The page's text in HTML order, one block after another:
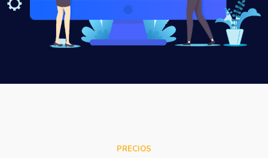
PRECIOS